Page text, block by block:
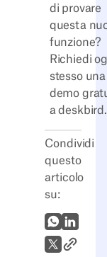
di provare
questa
funzione?
Richiedi
stesso una
demo
a deskbird.
Condividi
questo
articolo
su:
WhatsApp
X (Twitter)
Link